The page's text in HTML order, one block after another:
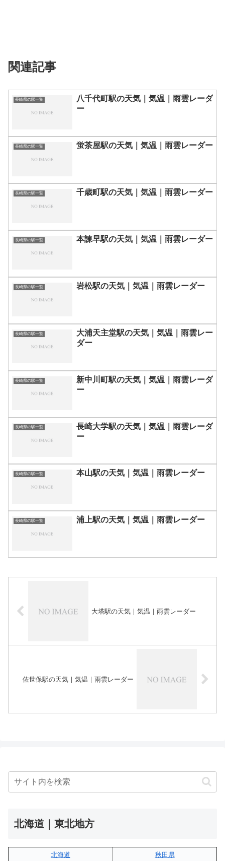
関連記事
長崎県の駅一覧
八千代町駅の天気｜気温｜雨雲レーダ
ー
長崎県の駅一覧 蛍茶屋駅の天気｜気温｜雨雲レーダー
長崎県の駅一覧 千歳町駅の天気｜気温｜雨雲レーダー
長崎県の駅一覧 本諫早駅の天気｜気温｜雨雲レーダー
長崎県の駅一覧 岩松駅の天気｜気温｜雨雲レーダー
長崎県の駅一覧
大浦天主堂駅の天気｜気温｜雨雲レー
ダー
長崎県の駅一覧
新中川町駅の天気｜気温｜雨雲レーダ
ー
長崎県の駅一覧
長崎大学駅の天気｜気温｜雨雲レーダ
ー
長崎県の駅一覧 本山駅の天気｜気温｜雨雲レーダー
長崎県の駅一覧 浦上駅の天気｜気温｜雨雲レーダー
大塔駅の天気｜気温｜雨雲レーダー
佐世保駅の天気｜気温｜雨雲レーダー
北海道｜東北地方
北海道
秋田県